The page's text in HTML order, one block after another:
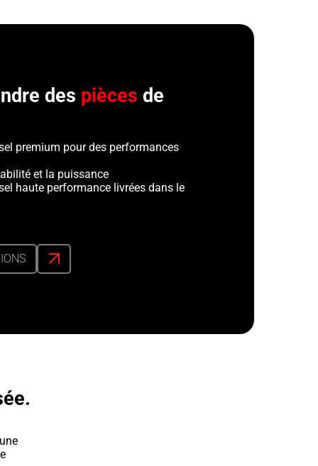
des pièces de
premium pour des performances
et la puissance
haute performance livrées dans le